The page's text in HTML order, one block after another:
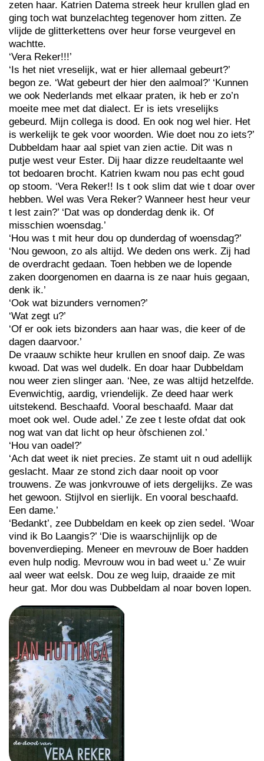
zeten haar. Katrien Datema streek heur krullen glad en
ging toch wat bunzelachteg tegenover hom zitten. Ze
vlijde de glitterkettens over heur forse veurgevel en
wachtte.
‘Vera Reker!!!’
‘Is het niet vreselijk, wat er hier allemaal gebeurt?’
begon ze. ‘Wat gebeurt der hier den aalmoal?’ ‘Kunnen
we ook Nederlands met elkaar praten, ik heb er zo’n
moeite mee met dat dialect. Er is iets vreselijks
gebeurd. Mijn collega is dood. En ook nog wel hier. Het
is werkelijk te gek voor woorden. Wie doet nou zo iets?’
Dubbeldam haar aal spiet van zien actie. Dit was n
putje west veur Ester. Dij haar dizze reudeltaante wel
tot bedoaren brocht. Katrien kwam nou pas echt goud
op stoom. ‘Vera Reker!! Is t ook slim dat wie t doar over
hebben. Wel was Vera Reker? Wanneer hest heur veur
t lest zain?’ ‘Dat was op donderdag denk ik. Of
misschien woensdag.’
‘Hou was t mit heur dou op dunderdag of woensdag?’
‘Nou gewoon, zo als altijd. We deden ons werk. Zij had
de overdracht gedaan. Toen hebben we de lopende
zaken doorgenomen en daarna is ze naar huis gegaan,
denk ik.’
‘Ook wat bizunders vernomen?’
‘Wat zegt u?’
‘Of er ook iets bizonders aan haar was, die keer of de
dagen daarvoor.’
De vraauw schikte heur krullen en snoof daip. Ze was
kwoad. Dat was wel dudelk. En doar haar Dubbeldam
nou weer zien slinger aan. ‘Nee, ze was altijd hetzelfde.
Evenwichtig, aardig, vriendelijk. Ze deed haar werk
uitstekend. Beschaafd. Vooral beschaafd. Maar dat
moet ook wel. Oude adel.’ Ze zee t leste ofdat dat ook
nog wat van dat licht op heur òfschienen zol.’
‘Hou van oadel?’
‘Ach dat weet ik niet precies. Ze stamt uit n oud adellijk
geslacht. Maar ze stond zich daar nooit op voor
trouwens. Ze was jonkvrouwe of iets dergelijks. Ze was
het gewoon. Stijlvol en sierlijk. En vooral beschaafd.
Een dame.’
‘Bedankt’, zee Dubbeldam en keek op zien sedel. ‘Woar
vind ik Bo Laangis?’ ‘Die is waarschijnlijk op de
bovenverdieping. Meneer en mevrouw de Boer hadden
even hulp nodig. Mevrouw wou in bad weet u.’ Ze wuir
aal weer wat eelsk. Dou ze weg luip, draaide ze mit
heur gat. Mor dou was Dubbeldam al noar boven lopen.